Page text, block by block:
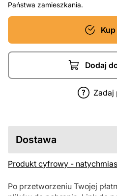
Państwa zamieszkania.
Dodaj
Zadaj
Dostawa
Produkt cyfrowy -
Po przetworzeniu Twojej